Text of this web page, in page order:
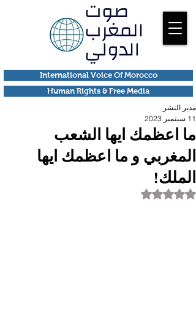
Human Rights & Free Media
International Voice Of Morocco
ما اعظمك ايها الشعب
المغربي و ما اعظمك ايها
الملك!
مدير النشر
11 سبتمبر 2023
تم التقييم بـ ليس رقمًا من أصل 5 نجوم.